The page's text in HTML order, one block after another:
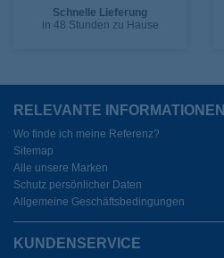
Schnelle Lieferung
in 48 Stunden zu Hause
RELEVANTE INFORMATIONEN
Wo finde ich meine Referenz?
Sitemap
Alle unsere Marken
Schutz persönlicher Daten
Allgemeine Geschäftsbedingungen
KUNDENSERVICE